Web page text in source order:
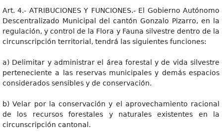
Art. 4.- ATRIBUCIONES Y FUNCIONES.- El Gobierno Autónomo
Descentralizado Municipal del cantón Gonzalo Pizarro, en la
regulación, y control de la Flora y Fauna silvestre dentro de la
circunscripción territorial, tendrá las siguientes funciones:
a) Delimitar y administrar el área forestal y de vida silvestre
perteneciente a las reservas municipales y demás espacios
considerados sensibles y de conservación.
b) Velar por la conservación y el aprovechamiento racional
de los recursos forestales y naturales existentes en la
circunscripción cantonal.